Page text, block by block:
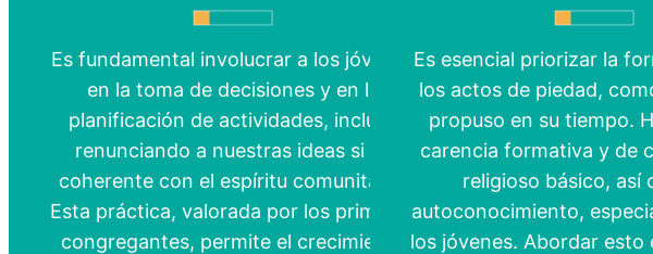
Es fundamental involucrar a los jóvenes
en la toma de decisiones y en la
planificación de actividades, incluso
renunciando a nuestras ideas si es
coherente con el espíritu comunitario.
Esta práctica, valorada por los primeros
congregantes, permite el crecimiento
Es esencial priorizar la
los actos de piedad,
propuso en su tiempo.
carencia formativa y de
religioso básico, así
autoconocimiento,
los jóvenes. Abordar esto